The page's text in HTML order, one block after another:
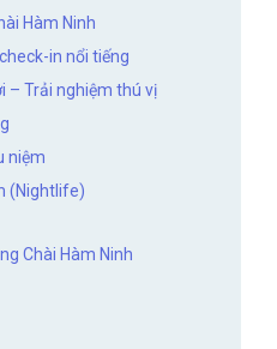
Hàm Ninh
in nổi tiếng
– Trải nghiệm thú vị
niệm
(Nightlife)
Chài Hàm Ninh